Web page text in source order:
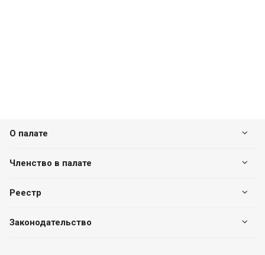
О палате
Членство в палате
Реестр
Законодательство